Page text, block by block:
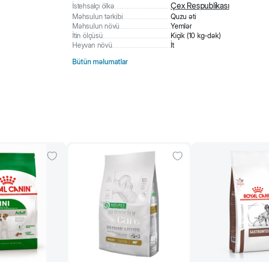
İstehsalçı ölkə
Çex Respublikası
Məhsulun tərkibi
Quzu əti
Məhsulun növü
Yemlər
İtin ölçüsü
Kiçik (10 kg-dək)
Heyvan növü
İt
Bütün məlumatlar